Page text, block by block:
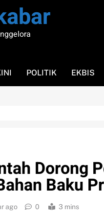
POLITIK EKBIS
Dorong
Baku
ago 0 3 mins